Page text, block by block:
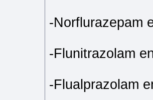
-Norflurazepam
-Flunitrazolam
-Flualprazolam